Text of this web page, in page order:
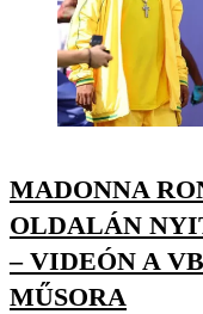
MADONNA
OLDALÁN
– VIDEÓN A
MŰSORA